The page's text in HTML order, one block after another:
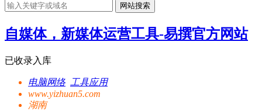
网站搜索
自媒体，新媒体运营工具-易撰官方网站
已收录入库
电脑网络
工具应用
www.yizhuan5.com
湖南